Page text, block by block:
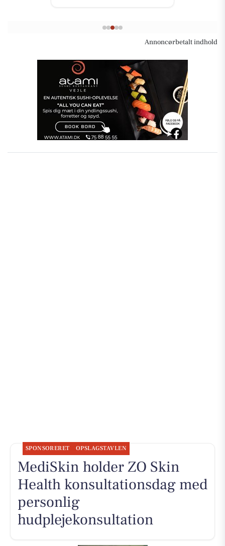
Annoncørbetalt indhold
SPONSORERET OPSLAGSTAVLEN
MediSkin holder ZO Skin
Health konsultationsdag med
personlig
hudplejekonsultation